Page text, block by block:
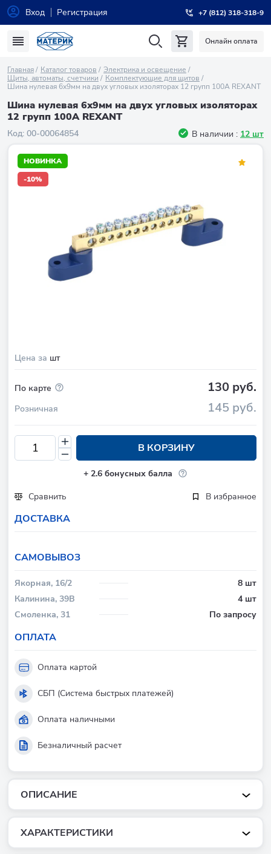
Вход Регистрация +7 (812) 318-318-9
Онлайн оплата
Главная Каталог товаров
Электрика и освещение
Щиты, автоматы, счетчики
Комплектующие для щитов
Шина нулевая 6х9мм на двух угловых изоляторах 12 групп 100А REXANT
Шина нулевая 6х9мм на двух угловых изоляторах
12 групп 100А REXANT
Код: 00-00064854 В наличии : 12 шт
ОПИСАНИЕ
ХАРАКТЕРИСТИКИ
Цена за шт
НОВИНКА
-10%
По карте 130 руб.
Розничная 145 руб.
В КОРЗИНУ
+ 2.6 бонусных балла
Сравнить
В избранное
ДОСТАВКА
CАМОВЫВОЗ
Якорная, 16/2
8 шт
Калинина, 39В
4 шт
Смоленка, 31
По запросу
ОПЛАТА
Оплата картой
СБП (Система быстрых платежей)
Оплата наличными
Безналичный расчет